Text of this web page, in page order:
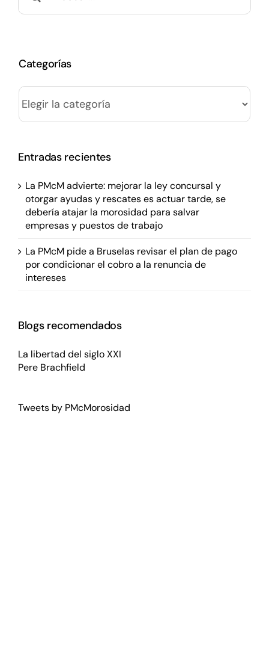
Categorías
Categorías
Entradas recientes
La PMcM advierte: mejorar la ley concursal y
otorgar ayudas y rescates es actuar tarde, se
debería atajar la morosidad para salvar
empresas y puestos de trabajo
La PMcM pide a Bruselas revisar el plan de pago
por condicionar el cobro a la renuncia de
intereses
Blogs recomendados
La libertad del siglo XXI
Pere Brachfield
Tweets by PMcMorosidad